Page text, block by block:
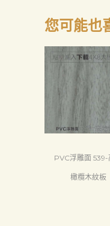
您可能也
PVC浮雕面 539-
橄欖木紋板